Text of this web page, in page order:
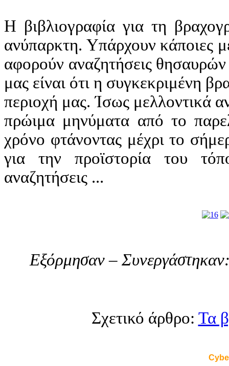
Η βιβλιογραφία για τη
ανύπαρκτη. Υπάρχουν κάποιες
αφορούν αναζητήσεις
μας είναι ότι η συγκεκριμένη
περιοχή μας. Ίσως μελλοντικά
πρώιμα μηνύματα από το
χρόνο φτάνοντας μέχρι το
για την προϊστορία του
αναζητήσεις ...
Εξόρμησαν –
Σχετικό άρθρο: Τα